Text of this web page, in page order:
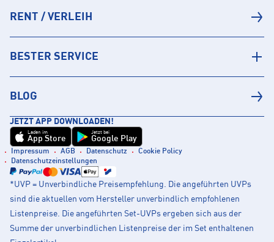
RENT / VERLEIH
BESTER SERVICE
BLOG
JETZT APP DOWNLOADEN!
Laden im
App Store
Jetzt bei
Google Play
Impressum AGB Datenschutz
Cookie Policy
Datenschutzeinstellungen
*UVP = Unverbindliche Preisempfehlung. Die angeführten UVPs
sind die aktuellen vom Hersteller unverbindlich empfohlenen
Listenpreise. Die angeführten Set-UVPs ergeben sich aus der
Summe der unverbindlichen Listenpreise der im Set enthaltenen